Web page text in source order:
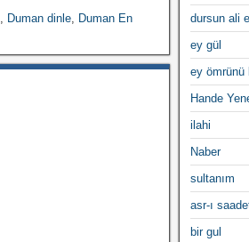
, Duman dinle, Duman En
dursun ali
ey gül
ey ömrünü
Hande
ilahi
Naber
sultanım
asr-ı
bir gul